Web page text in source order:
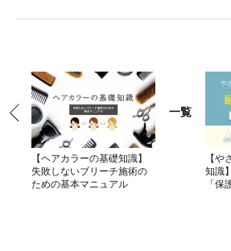
【ヘアカラーの基礎知識】
失敗しないブリーチ施術の
ための基本マニュアル
一覧
【
知識
「保